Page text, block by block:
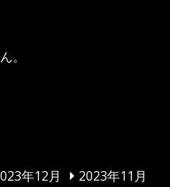
。
年12月
2023年11月